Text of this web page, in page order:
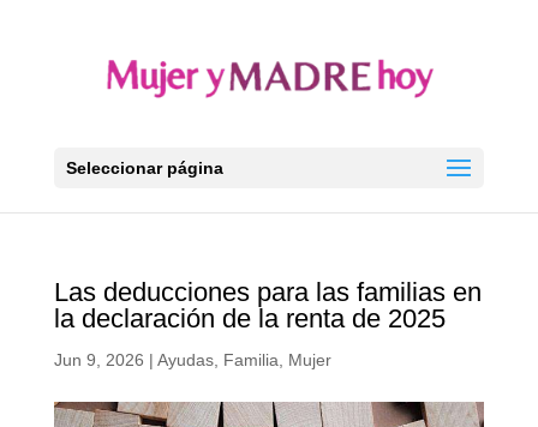
Seleccionar página
Las deducciones para las familias en
la declaración de la renta de 2025
Jun 9, 2026 | Ayudas, Familia Mujer